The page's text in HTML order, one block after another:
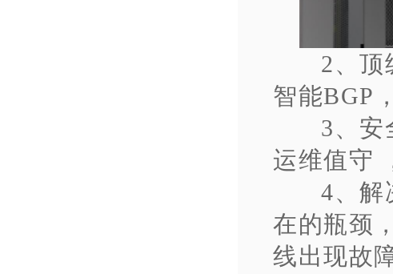
2、顶
智能BGP
3、安
运维值守
4、解
在的瓶颈
线出现故